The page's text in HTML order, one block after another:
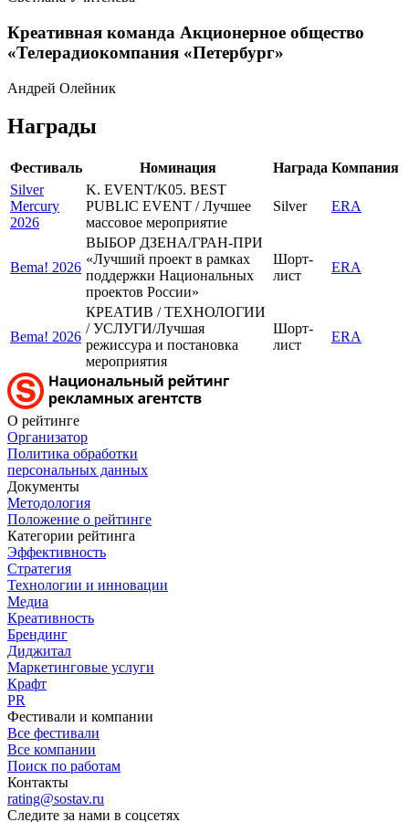
Креативная команда Акционерное общество
«Телерадиокомпания «Петербург»
Андрей Олейник
Награды
Фестиваль Номинация Награда Компания
Silver
Mercury
2026
K. EVENT/K05. BEST
PUBLIC EVENT / Лучшее
массовое мероприятие
Silver ERA
Bema! 2026
ВЫБОР ДЗЕНА/ГРАН-ПРИ
«Лучший проект в рамках
поддержки Национальных
проектов России»
Шорт-
лист
ERA
Bema! 2026
КРЕАТИВ / ТЕХНОЛОГИИ
/ УСЛУГИ/Лучшая
режиссура и постановка
мероприятия
Шорт-
лист
ERA
О рейтинге
Организатор
Политика обработки
персональных данных
Документы
Методология
Положение о рейтинге
Категории рейтинга
Эффективность
Стратегия
Технологии и инновации
Медиа
Креативность
Брендинг
Диджитал
Маркетинговые услуги
Крафт
PR
Фестивали и компании
Все фестивали
Все компании
Поиск по работам
Контакты
rating@sostav.ru
Следите за нами в соцсетях